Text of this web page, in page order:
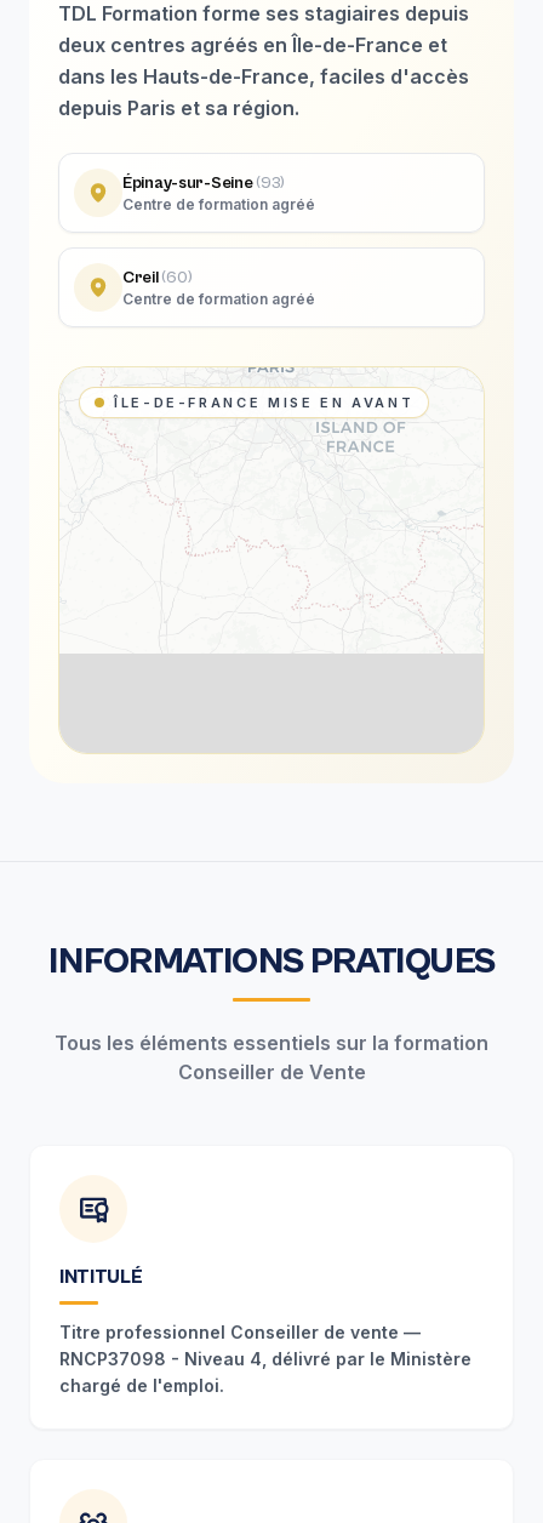
TDL Formation forme ses stagiaires depuis
deux centres agréés en Île-de-France et
dans les Hauts-de-France, faciles d'accès
depuis Paris et sa région.
Épinay-sur-Seine (93)
Centre de formation agréé
Creil (60)
Centre de formation agréé
ÎLE-DE-FRANCE MISE EN AVANT
INFORMATIONS PRATIQUES
Tous les éléments essentiels sur la formation
Conseiller de Vente
INTITULÉ
Titre professionnel Conseiller de vente —
RNCP37098 - Niveau 4, délivré par le Ministère
chargé de l'emploi.